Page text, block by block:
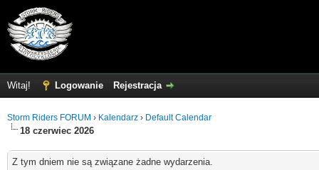
Witaj! Logowanie Rejestracja
Storm Riders FORUM › Kalendarz › Default Calendar
18 czerwiec 2026
Z tym dniem nie są związane żadne wydarzenia.